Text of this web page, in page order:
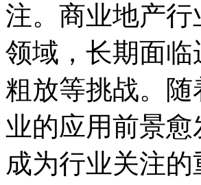
注。商业地产
领域，长期面
粗放等挑战。随
业的应用前景愈
成为行业关注的